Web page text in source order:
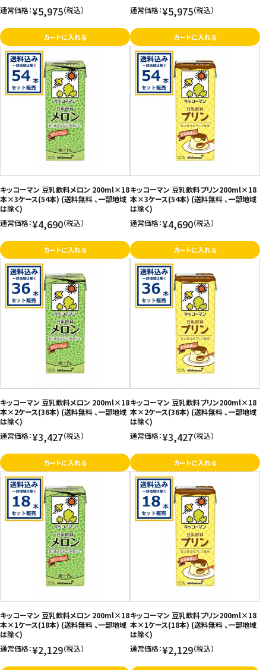
通常価格：¥5,975（税込）
カートに入れる
通常価格：¥5,975（税込）
カートに入れる
キッコーマン 豆乳飲料メロン 200ml×18
本×3ケース(54本) (送料無料 、一部地域
は除く)
通常価格：¥4,690（税込）
カートに入れる
キッコーマン 豆乳飲料プリン200ml×18
本×3ケース(54本) (送料無料 、一部地域
は除く)
通常価格：¥4,690（税込）
カートに入れる
キッコーマン 豆乳飲料メロン 200ml×18
本×2ケース(36本) (送料無料 、一部地域
は除く)
通常価格：¥3,427（税込）
カートに入れる
キッコーマン 豆乳飲料プリン200ml×18
本×2ケース(36本) (送料無料 、一部地域
は除く)
通常価格：¥3,427（税込）
カートに入れる
キッコーマン 豆乳飲料メロン 200ml×18
本×1ケース(18本) (送料無料 、一部地域
は除く)
通常価格：¥2,129（税込）
キッコーマン 豆乳飲料プリン200ml×18
本×1ケース(18本) (送料無料 、一部地域
は除く)
通常価格：¥2,129（税込）